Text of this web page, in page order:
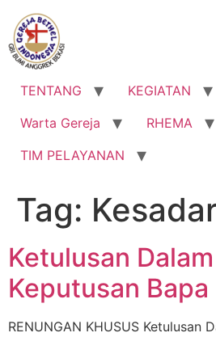
Lewati
ke
konten
TENTANG KEGIATAN
Warta Gereja
RHEMA
TIM PELAYANAN
Tag:
Ketulusan
Keputusan Bapa
RENUNGAN KHUSUS Ketulusan